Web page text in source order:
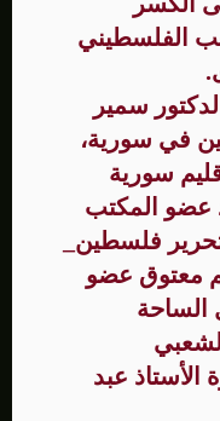
الفلسطيني
سمير
في سورية،
سورية
عضو المكتب
فلسطين_
معتوق عضو
الساحة
الأستاذ عبد